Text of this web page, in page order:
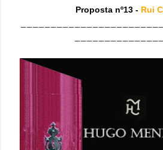
Proposta nº13 - Rui